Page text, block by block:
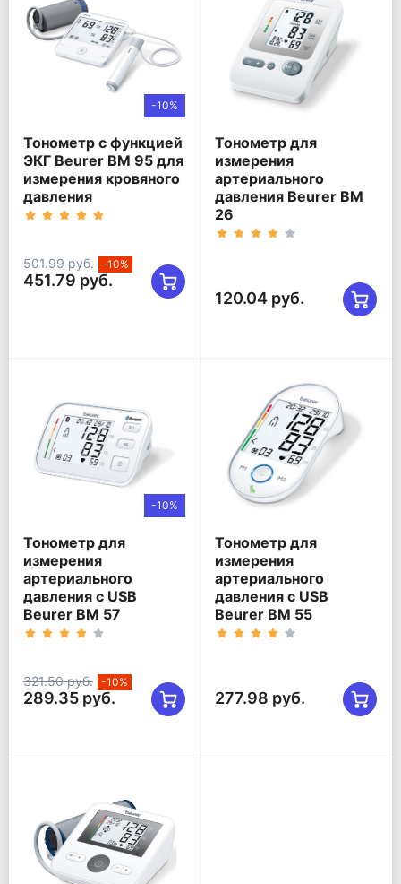
-10%
Тонометр с функцией
ЭКГ Beurer BM 95 для
измерения кровяного
давления
501.99 руб. -10%
451.79 руб.
Тонометр для
измерения
артериального
давления Beurer BM
26
120.04 руб.
-10%
Тонометр для
измерения
артериального
давления с USB
Beurer BM 57
321.50 руб. -10%
289.35 руб.
Тонометр для
измерения
артериального
давления c USB
Beurer BM 55
277.98 руб.